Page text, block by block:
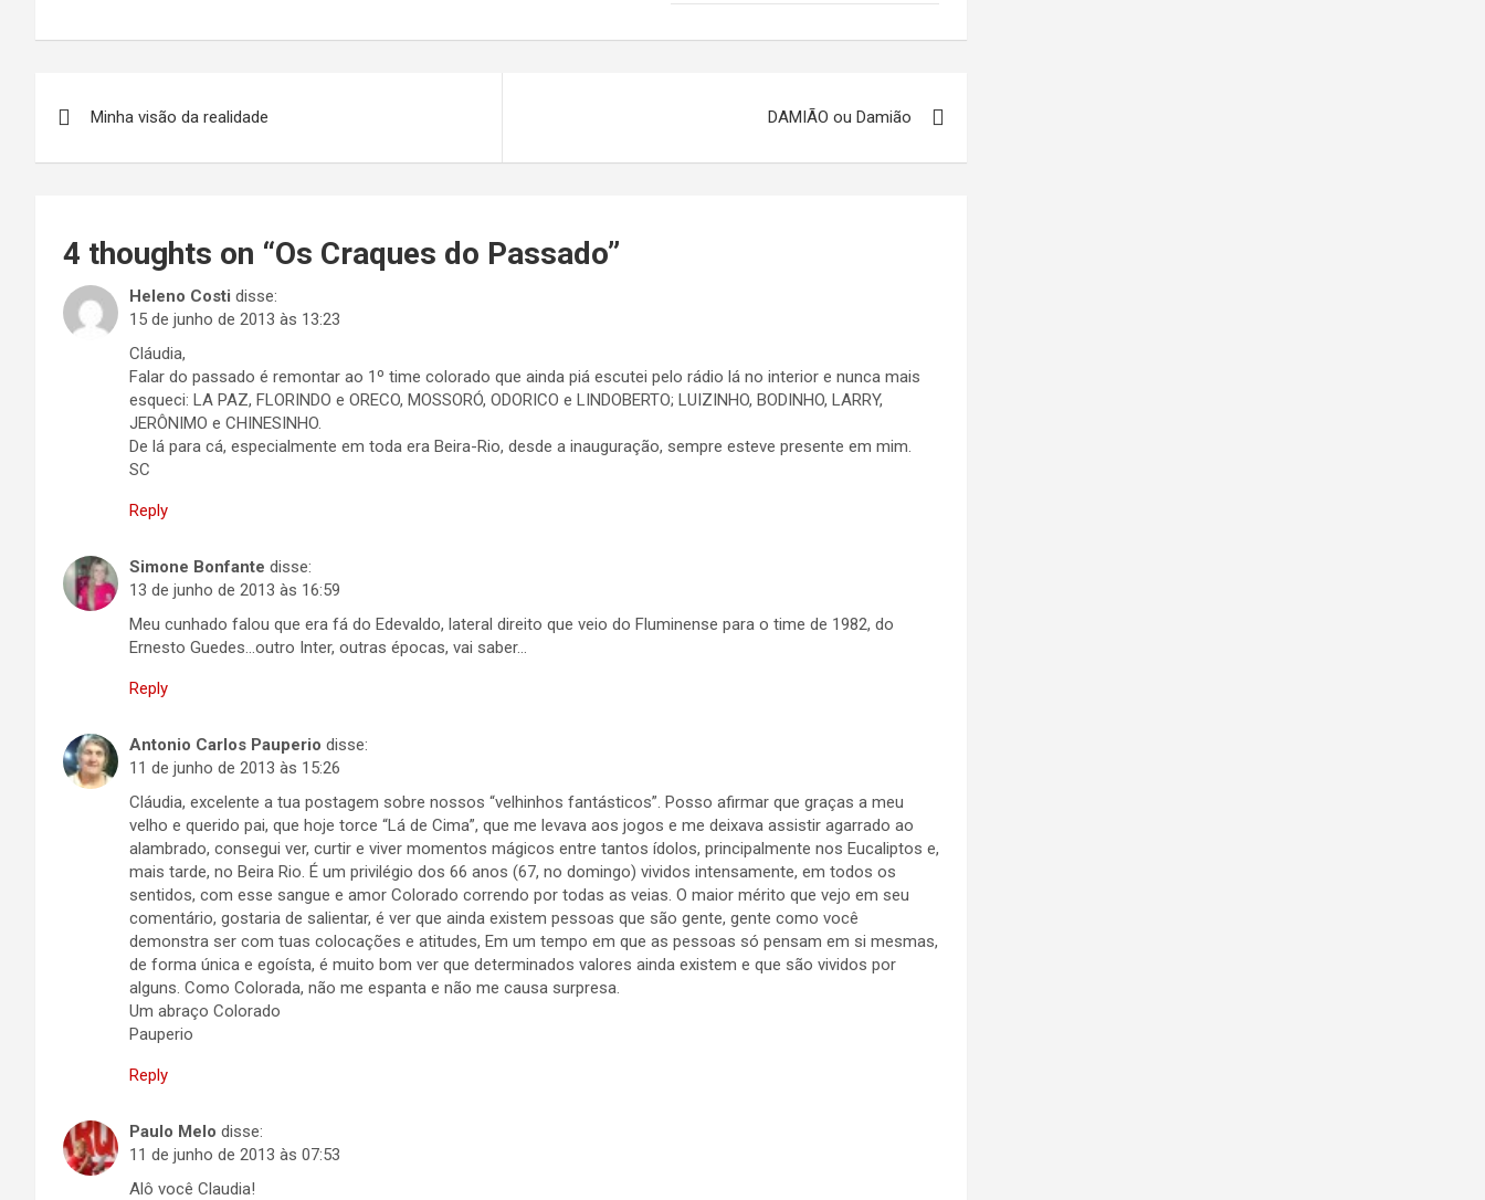
de
Minha visão da realidade DAMIÃO ou Damião
4 thoughts on “Os Craques do Passado”
Heleno Costi disse:
15 de junho de 2013 às 13:23
Cláudia,
Falar do passado é remontar ao 1º time colorado que ainda piá escutei pelo rádio lá no interior e nunca mais
esqueci: LA PAZ, FLORINDO e ORECO, MOSSORÓ, ODORICO e LINDOBERTO; LUIZINHO, BODINHO, LARRY,
JERÔNIMO e CHINESINHO.
De lá para cá, especialmente em toda era Beira-Rio, desde a inauguração, sempre esteve presente em mim.
SC
Reply
Simone Bonfante disse:
13 de junho de 2013 às 16:59
Meu cunhado falou que era fá do Edevaldo, lateral direito que veio do Fluminense para o time de 1982, do
Ernesto Guedes…outro Inter, outras épocas, vai saber…
Reply
Antonio Carlos Pauperio disse:
11 de junho de 2013 às 15:26
Cláudia, excelente a tua postagem sobre nossos “velhinhos fantásticos”. Posso afirmar que graças a meu
velho e querido pai, que hoje torce “Lá de Cima”, que me levava aos jogos e me deixava assistir agarrado ao
alambrado, consegui ver, curtir e viver momentos mágicos entre tantos ídolos, principalmente nos Eucaliptos e,
mais tarde, no Beira Rio. É um privilégio dos 66 anos (67, no domingo) vividos intensamente, em todos os
sentidos, com esse sangue e amor Colorado correndo por todas as veias. O maior mérito que vejo em seu
comentário, gostaria de salientar, é ver que ainda existem pessoas que são gente, gente como você
demonstra ser com tuas colocações e atitudes, Em um tempo em que as pessoas só pensam em si mesmas,
de forma única e egoísta, é muito bom ver que determinados valores ainda existem e que são vividos por
alguns. Como Colorada, não me espanta e não me causa surpresa.
Um abraço Colorado
Pauperio
Reply
Paulo Melo disse:
11 de junho de 2013 às 07:53
Alô você Claudia!